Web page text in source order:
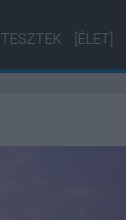
TESZTEK [ÉLET]